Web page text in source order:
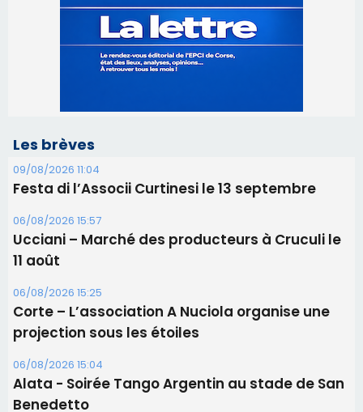
Festa di l’Associi Curtinesi le 13 septembre
06/08/2026 15:57
06/08/2026 15:25
Corte – L’association A Nuciola organise une
projection sous les étoiles
06/08/2026 15:04
Alata - Soirée Tango Argentin au stade de San
Benedetto
05/08/2026 09:53
Biguglia : messe de la Sainte-Marie et
procession le 14 août
31/07/2026 08:24
Tennis - Début ce week-end du tournoi du
RCPV